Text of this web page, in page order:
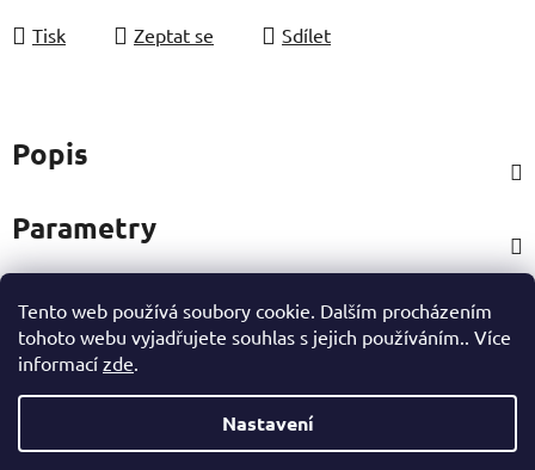
Tento web používá soubory cookie. Dalším procházením
tohoto webu vyjadřujete souhlas s jejich používáním.. Více
informací zde.
Nastavení
Tisk Zeptat se Sdílet
Popis
Parametry
Hodnocení
Ostatní informace